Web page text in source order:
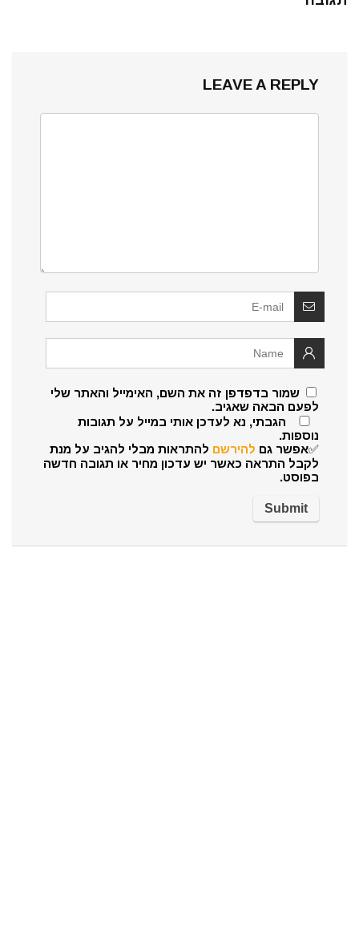
LEAVE A REPLY
שמור בדפדפן זה את השם, האימייל והאתר שלי
לפעם הבאה שאגיב.
הגבתי, נא לעדכן אותי במייל על תגובות
נוספות.
✅אפשר גם להירשם להתראות מבלי להגיב על מנת
לקבל התראה כאשר יש עדכון מחיר או תגובה חדשה
בפוסט.